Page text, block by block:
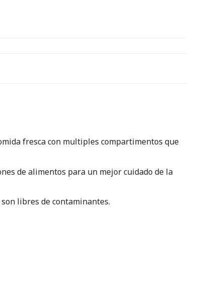
fresca con multiples compartimentos que
de alimentos para un mejor cuidado de la
libres de contaminantes.